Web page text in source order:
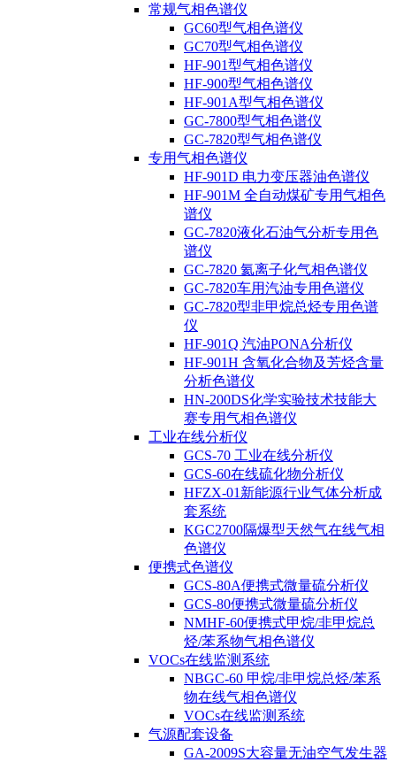
常规气相色谱仪
GC60型气相色谱仪
GC70型气相色谱仪
HF-901型气相色谱仪
HF-900型气相色谱仪
HF-901A型气相色谱仪
GC-7800型气相色谱仪
GC-7820型气相色谱仪
专用气相色谱仪
HF-901D 电力变压器油色谱仪
HF-901M 全自动煤矿专用气相色
谱仪
GC-7820液化石油气分析专用色
谱仪
GC-7820 氦离子化气相色谱仪
GC-7820车用汽油专用色谱仪
GC-7820型非甲烷总烃专用色谱
仪
HF-901Q 汽油PONA分析仪
HF-901H 含氧化合物及芳烃含量
分析色谱仪
HN-200DS化学实验技术技能大
赛专用气相色谱仪
工业在线分析仪
GCS-70 工业在线分析仪
GCS-60在线硫化物分析仪
HFZX-01新能源行业气体分析成
套系统
KGC2700隔爆型天然气在线气相
色谱仪
便携式色谱仪
GCS-80A便携式微量硫分析仪
GCS-80便携式微量硫分析仪
NMHF-60便携式甲烷/非甲烷总
烃/苯系物气相色谱仪
VOCs在线监测系统
NBGC-60 甲烷/非甲烷总烃/苯系
物在线气相色谱仪
VOCs在线监测系统
气源配套设备
GA-2009S大容量无油空气发生器